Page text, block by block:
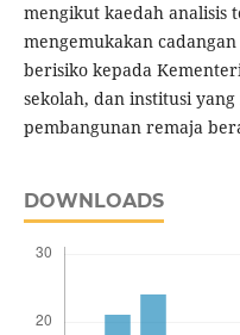
mengikut kaedah analisis
mengemukakan
berisiko kepada
sekolah, dan institusi
pembangunan remaja
DOWNLOADS